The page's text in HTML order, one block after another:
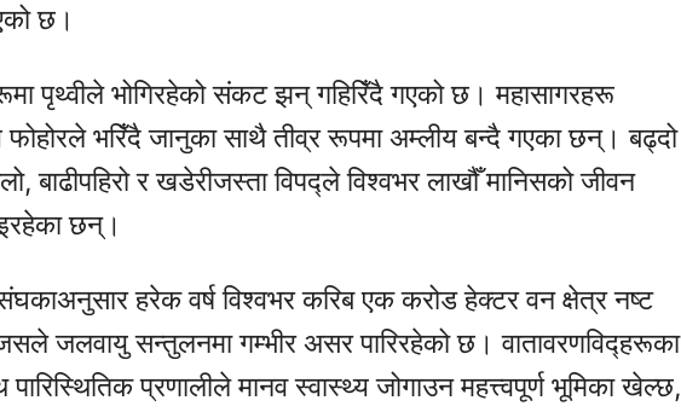
छ।
पृथ्वीले भोगिरहेको संकट झन् गहिरिँदै गएको छ। महासागरहरू
फोहोरले भरिँदै जानुका साथै तीव्र रूपमा अम्लीय बन्दै गएका छन्। बढ्दो
बाढीपहिरो र खडेरीजस्ता विपद्ले विश्वभर लाखौँ मानिसको जीवन
छन्।
अनुसार हरेक वर्ष विश्वभर करिब एक करोड हेक्टर वन क्षेत्र नष्ट
जलवायु सन्तुलनमा गम्भीर असर पारिरहेको छ। वातावरणविद्हरूका
प्रणालीले मानव स्वास्थ्य जोगाउन महत्त्वपूर्ण भूमिका खेल्छ,